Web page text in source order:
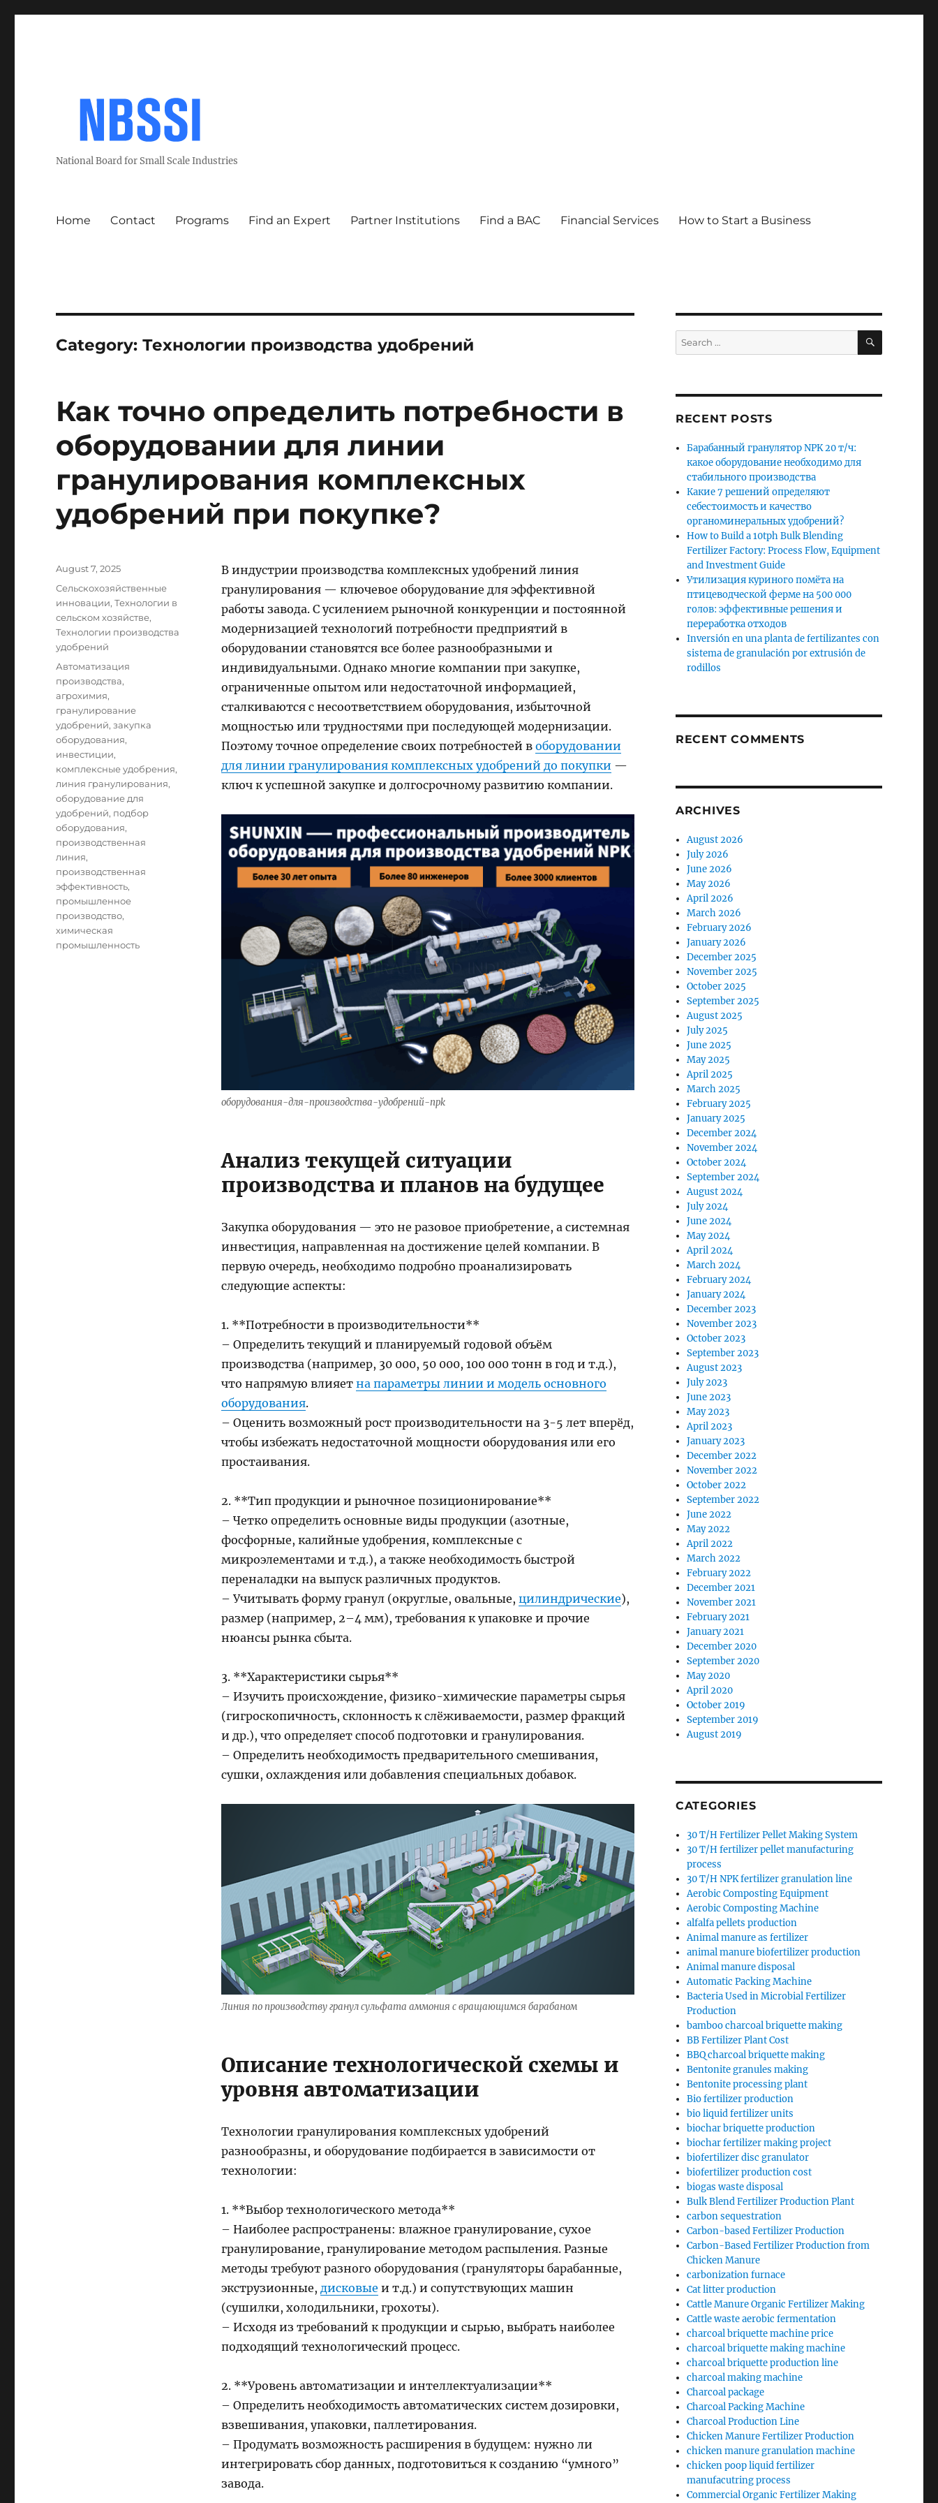
National Board for Small Scale Industries
Home Contact Programs Find an Expert Partner Institutions Find a BAC Financial Services How to Start a Business
Category:Технологии производства удобрений
Как точно определить потребности в
оборудовании для линии
гранулирования комплексных
удобрений при покупке?
В индустрии производства комплексных удобрений линия
гранулирования — ключевое оборудование для эффективной
работы завода. С усилением рыночной конкуренции и постоянной
модернизацией технологий потребности предприятий в
оборудовании становятся все более разнообразными и
индивидуальными. Однако многие компании при закупке,
ограниченные опытом или недостаточной информацией,
сталкиваются с несоответствием оборудования, избыточной
мощностью или трудностями при последующей модернизации.
Поэтому точное определение своих потребностей в оборудовании
для линии гранулирования комплексных удобрений до покупки —
ключ к успешной закупке и долгосрочному развитию компании.
оборудования-для-производства-удобрений-npk
Анализ текущей ситуации
производства и планов на будущее
Закупка оборудования — это не разовое приобретение, а системная
инвестиция, направленная на достижение целей компании. В
первую очередь, необходимо подробно проанализировать
следующие аспекты:
1. **Потребности в производительности**
– Определить текущий и планируемый годовой объём
производства (например, 30 000, 50 000, 100 000 тонн в год и т.д.),
что напрямую влияет на параметры линии и модель основного
оборудования.
– Оценить возможный рост производительности на 3-5 лет вперёд,
чтобы избежать недостаточной мощности оборудования или его
простаивания.
2. **Тип продукции и рыночное позиционирование**
– Четко определить основные виды продукции (азотные,
фосфорные, калийные удобрения, комплексные с
микроэлементами и т.д.), а также необходимость быстрой
переналадки на выпуск различных продуктов.
– Учитывать форму гранул (округлые, овальные, цилиндрические),
размер (например, 2–4 мм), требования к упаковке и прочие
нюансы рынка сбыта.
3. **Характеристики сырья**
– Изучить происхождение, физико-химические параметры сырья
(гигроскопичность, склонность к слёживаемости, размер фракций
и др.), что определяет способ подготовки и гранулирования.
– Определить необходимость предварительного смешивания,
сушки, охлаждения или добавления специальных добавок.
Линия по производству гранул сульфата аммония с вращающимся барабаном
Описание технологической схемы и
уровня автоматизации
Технологии гранулирования комплексных удобрений
разнообразны, и оборудование подбирается в зависимости от
технологии:
1. **Выбор технологического метода**
– Наиболее распространены: влажное гранулирование, сухое
гранулирование, гранулирование методом распыления. Разные
методы требуют разного оборудования (грануляторы барабанные,
экструзионные, дисковые и т.д.) и сопутствующих машин
(сушилки, холодильники, грохоты).
– Исходя из требований к продукции и сырью, выбрать наиболее
подходящий технологический процесс.
2. **Уровень автоматизации и интеллектуализации**
– Определить необходимость автоматических систем дозировки,
взвешивания, упаковки, паллетирования.
– Продумать возможность расширения в будущем: нужно ли
интегрировать сбор данных, подготовиться к созданию “умного”
завода.
Posted
August 7, 2025
Categories
Сельскохозяйственные
инновации,Технологии в
сельском хозяйстве,
Технологии производства
удобрений
Tags
Автоматизация
производства,
агрохимия,
гранулирование
удобрений,закупка
оборудования,
инвестиции,
комплексные удобрения,
линия гранулирования,
оборудование для
удобрений, подбор
оборудования,
производственная
линия,
производственная
эффективность,
промышленное
производство,
химическая
промышленность
Search
for:
SEARCH
RECENT POSTS
Барабанный гранулятор NPK 20 т/ч:
какое оборудование необходимо для
стабильного производства
Какие 7 решений определяют
себестоимость и качество
органоминеральных удобрений?
How to Build a 10tph Bulk Blending
Fertilizer Factory: Process Flow, Equipment
and Investment Guide
Утилизация куриного помёта на
птицеводческой ферме на 500 000
голов: эффективные решения и
переработка отходов
Inversión en una planta de fertilizantes con
sistema de granulación por extrusión de
rodillos
RECENT COMMENTS
ARCHIVES
August 2026
July 2026
June 2026
May 2026
April 2026
March 2026
February 2026
January 2026
December 2025
November 2025
October 2025
September 2025
August 2025
July 2025
June 2025
May 2025
April 2025
March 2025
February 2025
January 2025
December 2024
November 2024
October 2024
September 2024
August 2024
July 2024
June 2024
May 2024
April 2024
March 2024
February 2024
January 2024
December 2023
November 2023
October 2023
September 2023
August 2023
July 2023
June 2023
May 2023
April 2023
January 2023
December 2022
November 2022
October 2022
September 2022
June 2022
May 2022
April 2022
March 2022
February 2022
December 2021
November 2021
February 2021
January 2021
December 2020
September 2020
May 2020
April 2020
October 2019
September 2019
August 2019
CATEGORIES
30 T/H Fertilizer Pellet Making System
30 T/H fertilizer pellet manufacturing
process
30 T/H NPK fertilizer granulation line
Aerobic Composting Equipment
Aerobic Composting Machine
alfalfa pellets production
Animal manure as fertilizer
animal manure biofertilizer production
Animal manure disposal
Automatic Packing Machine
Bacteria Used in Microbial Fertilizer
Production
bamboo charcoal briquette making
BB Fertilizer Plant Cost
BBQ charcoal briquette making
Bentonite granules making
Bentonite processing plant
Bio fertilizer production
bio liquid fertilizer units
biochar briquette production
biochar fertilizer making project
biofertilizer disc granulator
biofertilizer production cost
biogas waste disposal
Bulk Blend Fertilizer Production Plant
carbon sequestration
Carbon-based Fertilizer Production
Carbon-Based Fertilizer Production from
Chicken Manure
carbonization furnace
Cat litter production
Cattle Manure Organic Fertilizer Making
Cattle waste aerobic fermentation
charcoal briquette machine price
charcoal briquette making machine
charcoal briquette production line
charcoal making machine
Charcoal package
Charcoal Packing Machine
Charcoal Production Line
Chicken Manure Fertilizer Production
chicken manure granulation machine
chicken poop liquid fertilizer
manufacutring process
Commercial Organic Fertilizer Making